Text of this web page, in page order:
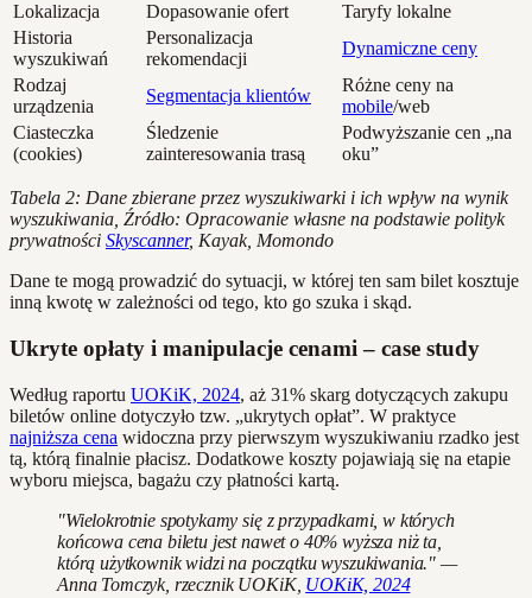
Lokalizacja
Dopasowanie ofert
Taryfy lokalne
Historia
wyszukiwań
Personalizacja
rekomendacji
Dynamiczne ceny
Rodzaj
urządzenia
Segmentacja klientów
Różne ceny na
mobile/web
Ciasteczka
(cookies)
Śledzenie
zainteresowania trasą
Podwyższanie cen „na
oku”
Tabela 2: Dane zbierane przez wyszukiwarki i ich wpływ na wynik
wyszukiwania, Źródło: Opracowanie własne na podstawie polityk
prywatności Skyscanner, Kayak, Momondo
Dane te mogą prowadzić do sytuacji, w której ten sam bilet kosztuje
inną kwotę w zależności od tego, kto go szuka i skąd.
Ukryte opłaty i manipulacje cenami – case study
Według raportu UOKiK, 2024, aż 31% skarg dotyczących zakupu
biletów online dotyczyło tzw. „ukrytych opłat”. W praktyce
najniższa cena widoczna przy pierwszym wyszukiwaniu rzadko jest
tą, którą finalnie płacisz. Dodatkowe koszty pojawiają się na etapie
wyboru miejsca, bagażu czy płatności kartą.
"Wielokrotnie spotykamy się z przypadkami, w których
końcowa cena biletu jest nawet o 40% wyższa niż ta,
którą użytkownik widzi na początku wyszukiwania." —
Anna Tomczyk, rzecznik UOKiK, UOKiK, 2024